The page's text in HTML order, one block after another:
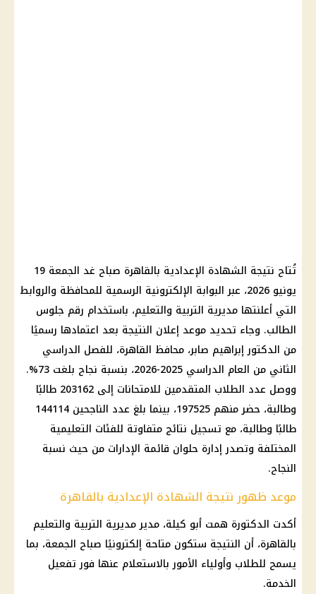
تُتاح نتيجة الشهادة الإعدادية بالقاهرة صباح غد الجمعة 19
يونيو 2026، عبر البوابة الإلكترونية الرسمية للمحافظة والروابط
التي أعلنتها مديرية التربية والتعليم، باستخدام رقم جلوس
الطالب. وجاء تحديد موعد إعلان النتيجة بعد اعتمادها رسميًا
من الدكتور إبراهيم صابر، محافظ القاهرة، للفصل الدراسي
الثاني من العام الدراسي 2025-2026، بنسبة نجاح بلغت 73%.
ووصل عدد الطلاب المتقدمين للامتحانات إلى 203162 طالبًا
وطالبة، حضر منهم 197525، بينما بلغ عدد الناجحين 144114
طالبًا وطالبة، مع تسجيل نتائج متفاوتة للفئات التعليمية
المختلفة وتصدر إدارة حلوان قائمة الإدارات من حيث نسبة
النجاح.
موعد ظهور نتيجة الشهادة الإعدادية بالقاهرة
أكدت الدكتورة همت أبو كيلة، مدير مديرية التربية والتعليم
بالقاهرة، أن النتيجة ستكون متاحة إلكترونيًا صباح الجمعة، بما
يسمح للطلاب وأولياء الأمور بالاستعلام عنها فور تفعيل
الخدمة.